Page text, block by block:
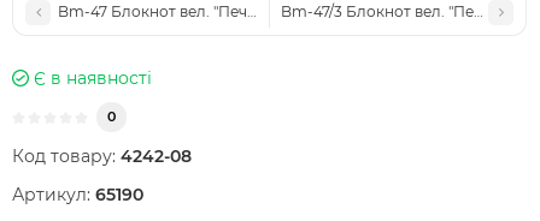
Bm-47 Блокнот вел. "Печворк" в ас. (тверда обкладинка)
Bm-47/3 Блокнот вел. "Печворк"
Є в наявності
0
Код товару: 4242-08
Артикул: 65190